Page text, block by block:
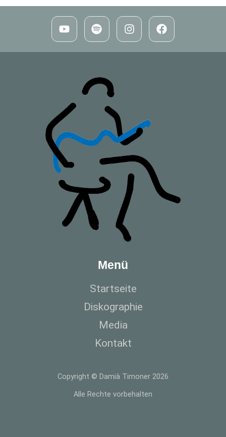
Menü
Startseite
Diskographie
Media
Kontakt
Copyright © Damià Timoner 2026
Alle Rechte vorbehalten